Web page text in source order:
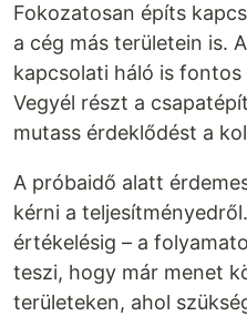
Fokozatosan építs
a cég más területein is.
kapcsolati háló is fontos
Vegyél részt a
mutass érdeklődést a
A próbaidő alatt
kérni a
értékelésig – a
teszi, hogy már menet
területeken, ahol